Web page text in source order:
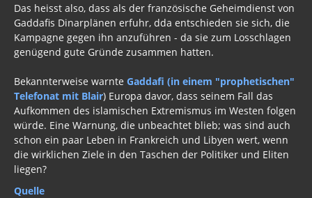
Türkei
Russland
Archiv Informationen 2017, 2016, 2015
Musik
Gästebuch
Das heisst also, dass als der französische Geheimdienst von
Gaddafis Dinarplänen erfuhr, dda entschieden sie sich, die
Kampagne gegen ihn anzuführen - da sie zum Losschlagen
genügend gute Gründe zusammen hatten.
Bekannterweise warnte Gaddafi (in einem "prophetischen"
Telefonat mit Blair) Europa davor, dass seinem Fall das
Aufkommen des islamischen Extremismus im Westen folgen
würde. Eine Warnung, die unbeachtet blieb; was sind auch
schon ein paar Leben in Frankreich und Libyen wert, wenn
die wirklichen Ziele in den Taschen der Politiker und Eliten
liegen?
Quelle